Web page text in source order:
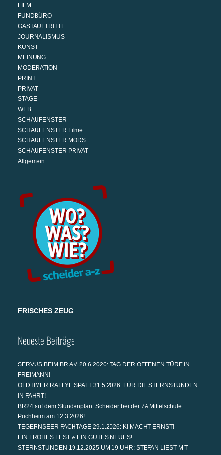
FILM
FUNDBÜRO
GASTAUFTRITTE
JOURNALISMUS
KUNST
MEINUNG
MODERATION
PRINT
PRIVAT
STAGE
WEB
SCHAUFENSTER
SCHAUFENSTER Filme
SCHAUFENSTER MODS
SCHAUFENSTER PRIVAT
Allgemein
FRISCHES ZEUG
Neueste Beiträge
SERVUS BEIM BR AM 20.6.2026: TAG DER OFFENEN TÜRE IN
FREIMANN!
OLDTIMER RALLYE SPALT 31.5.2026: FÜR DIE STERNSTUNDEN
IN FAHRT!
BR24 auf dem Stundenplan: Scheider bei der 7A Mittelschule
Puchheim am 12.3.2026!
TEGERNSEER FACHTAGE 29.1.2026: KI MACHT ERNST!
EIN FROHES FEST & EIN GUTES NEUES!
STERNSTUNDEN 19.12.2025 UM 19 UHR: STEFAN LIEST MIT